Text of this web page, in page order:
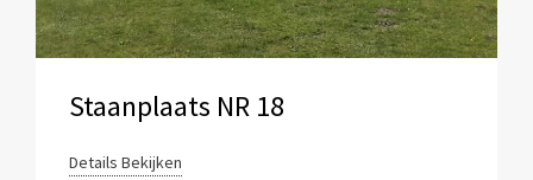
Staanplaats NR 18
Details Bekijken